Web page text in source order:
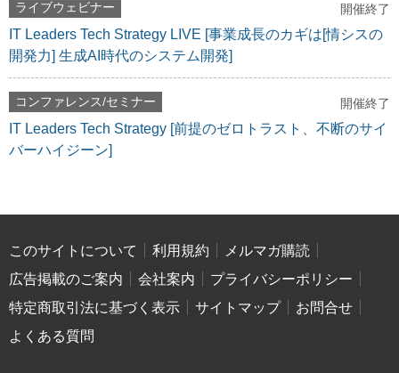
ライブウェビナー 開催終了
IT Leaders Tech Strategy LIVE [事業成長のカギは[情シスの
開発力] 生成AI時代のシステム開発]
コンファレンス/セミナー 開催終了
IT Leaders Tech Strategy [前提のゼロトラスト、不断のサイ
バーハイジーン]
このサイトについて 利用規約
メルマガ購読
広告掲載のご案内
会社案内
プライバシーポリシー
特定商取引法に基づく表示
サイトマップ
お問合せ
よくある質問